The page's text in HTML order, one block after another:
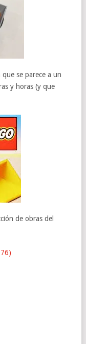
se parece a un
y horas (y que
de obras del